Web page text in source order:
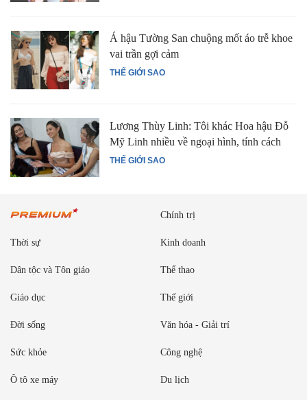
THẾ GIỚI SAO
Á hậu Tường San chuộng mốt áo trễ khoe
vai trần gợi cảm
THẾ GIỚI SAO
Lương Thùy Linh: Tôi khác Hoa hậu Đỗ
Mỹ Linh nhiều về ngoại hình, tính cách
Chính trị
Thời sự Kinh doanh
Dân tộc và Tôn giáo Thể thao
Giáo dục Thế giới
Đời sống Văn hóa - Giải trí
Sức khỏe Công nghệ
Ô tô xe máy Du lịch